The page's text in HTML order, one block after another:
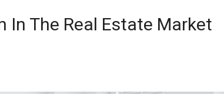
In The Real Estate Market